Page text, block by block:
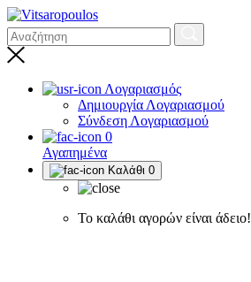
Λογαριασμός
Δημιουργία Λογαριασμού
Σύνδεση Λογαριασμού
0
Αγαπημένα
Καλάθι 0
Το καλάθι αγορών είναι άδειο!